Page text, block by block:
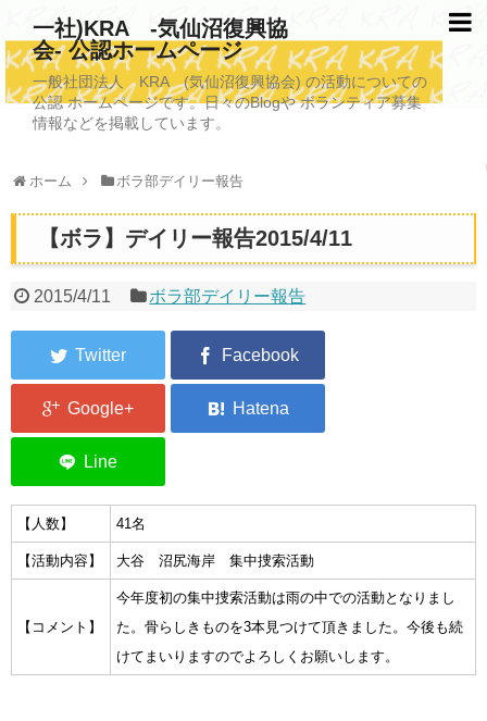
一社)KRA -気仙沼復興協
会- 公認ホームページ
一般社団法人 KRA (気仙沼復興協会) の活動についての
公認 ホームページです。日々のBlogや ボランティア募集
情報などを掲載しています。
ホーム ボラ部デイリー報告
【ボラ】デイリー報告2015/4/11
2015/4/11 ボラ部デイリー報告
【人数】 41名
【活動内容】 大谷 沼尻海岸 集中捜索活動
【コメント】
今年度初の集中捜索活動は雨の中での活動となりまし
た。骨らしきものを3本見つけて頂きました。今後も続
けてまいりますのでよろしくお願いします。
TOPページ
KRAについて
写真救済事業
福祉事業
埋蔵発掘/資料整備事業
2026年3月11日捜索活動ボランティア募集 NEW
集中捜索活動の記録
ボランティア募集要項
ボランティアさん集合写真館
被災者支援活動【休止中】